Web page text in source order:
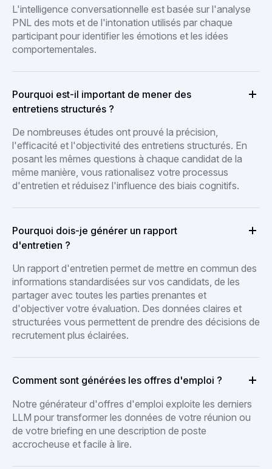
L'intelligence conversationnelle est basée sur l'analyse
PNL des mots et de l'intonation utilisés par chaque
participant pour identifier les émotions et les idées
comportementales.
Pourquoi est-il important de mener des
entretiens structurés ?
De nombreuses études ont prouvé la précision,
l'efficacité et l'objectivité des entretiens structurés. En
posant les mêmes questions à chaque candidat de la
même manière, vous rationalisez votre processus
d'entretien et réduisez l'influence des biais cognitifs.
Pourquoi dois-je générer un rapport
d'entretien ?
Un rapport d'entretien permet de mettre en commun des
informations standardisées sur vos candidats, de les
partager avec toutes les parties prenantes et
d'objectiver votre évaluation. Des données claires et
structurées vous permettent de prendre des décisions de
recrutement plus éclairées.
Comment sont générées les offres d'emploi ?
Notre générateur d'offres d'emploi exploite les derniers
LLM pour transformer les données de votre réunion ou
de votre briefing en une description de poste
accrocheuse et facile à lire.